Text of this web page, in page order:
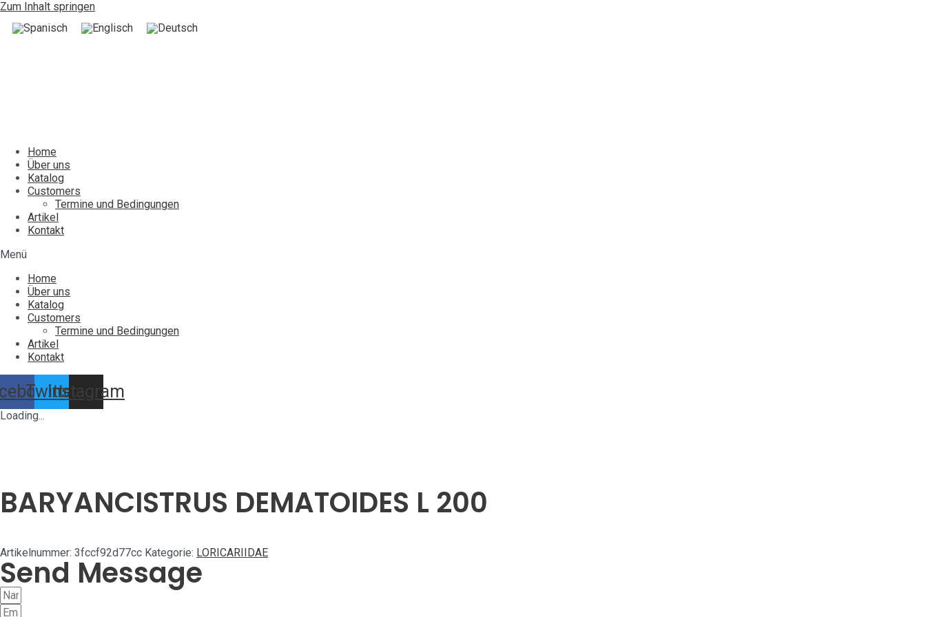
Zum Inhalt springen
Home
Über uns
Katalog
Customers
Termine und Bedingungen
Artikel
Kontakt
Menü
Home
Über uns
Katalog
Customers
Termine und Bedingungen
Artikel
Kontakt
TwitterInstagram
Loading...
BARYANCISTRUS DEMATOIDES L 200
Artikelnummer: 3fccf92d77cc Kategorie: LORICARIIDAE
Send Message